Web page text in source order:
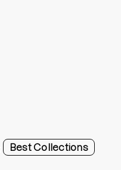
Best Collections